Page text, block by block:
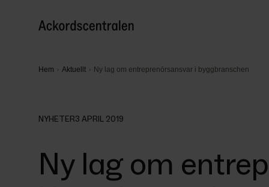
Hem Aktuellt Ny lag om entreprenörsansvar i byggbranschen
NYHETER3 APRIL 2019
Ny lag om